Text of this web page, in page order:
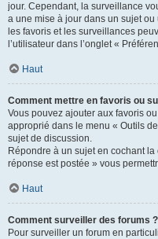
jour. Cependant, la surveillance
a une mise à jour dans un sujet
les favoris et les surveillances
l’utilisateur dans l’onglet «
Haut
Comment mettre en favoris ou
Vous pouvez ajouter aux favoris
approprié dans le menu « Outils
sujet de discussion.
Répondre à un sujet en cochant la
réponse est postée » vous
Haut
Comment surveiller des forums ?
Pour surveiller un forum en